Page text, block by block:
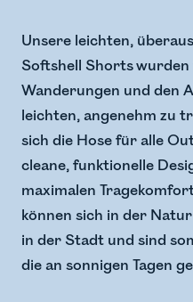
Unsere leichten,
Softshell Shorts
Wanderungen und den
leichten, angenehm zu
sich die Hose für alle
cleane, funktionelle
maximalen
können sich in der
in der Stadt und sind
die an sonnigen Tagen